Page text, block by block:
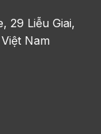
29 Liễu Giai,
Nam